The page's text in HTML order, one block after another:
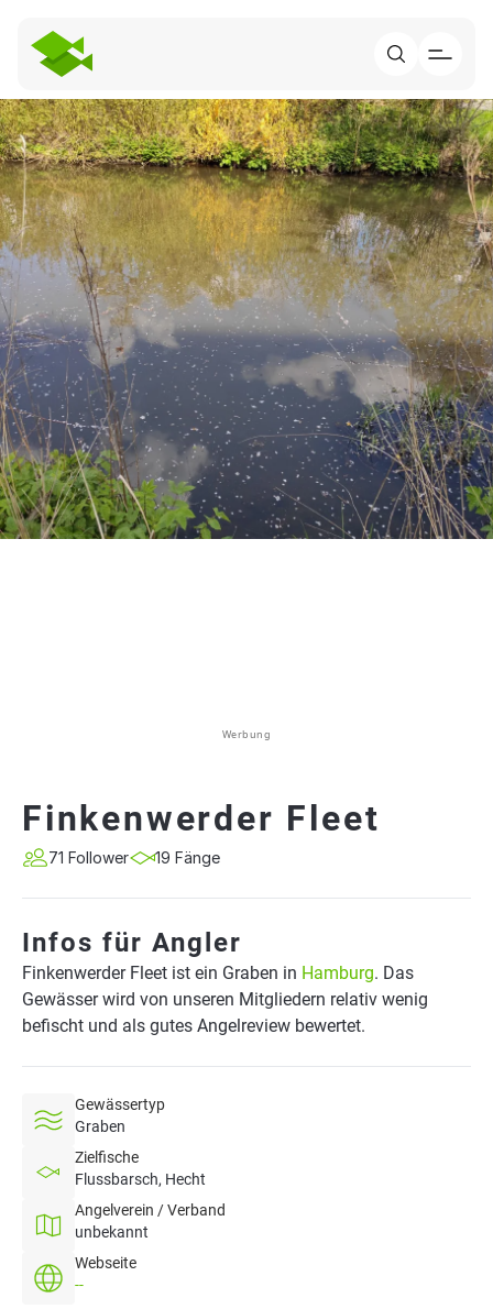
Werbung
Finkenwerder Fleet
71 Follower 19 Fänge
Infos für Angler
Finkenwerder Fleet ist ein Graben in Hamburg. Das
Gewässer wird von unseren Mitgliedern relativ wenig
befischt und als gutes Angelreview bewertet.
Gewässertyp
Graben
Zielfische
Flussbarsch, Hecht
Angelverein / Verband
unbekannt
Webseite
--